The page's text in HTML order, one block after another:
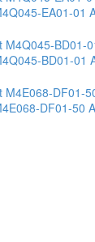
EA01-01
BD01-01
DF01-50